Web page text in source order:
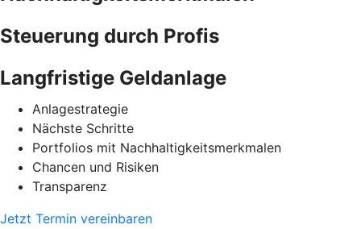
Steuerung durch Profis
Langfristige Geldanlage
Anlagestrategie
Nächste Schritte
Portfolios mit Nachhaltigkeitsmerkmalen
Chancen und Risiken
Transparenz
Jetzt Termin vereinbaren